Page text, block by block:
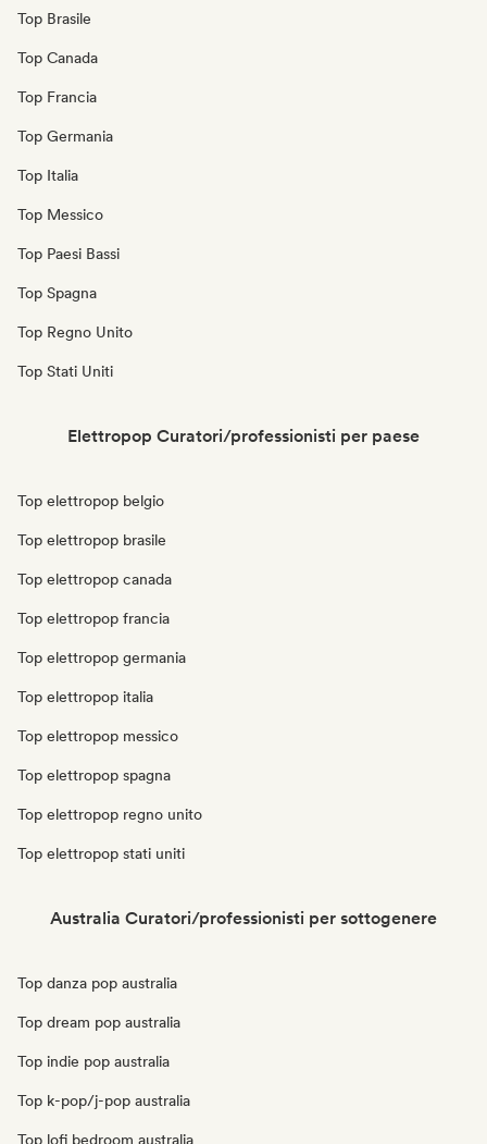
Top Brasile
Top Canada
Top Francia
Top Germania
Top Italia
Top Messico
Top Paesi Bassi
Top Spagna
Top Regno Unito
Top Stati Uniti
Elettropop Curatori/professionisti per paese
Top elettropop belgio
Top elettropop brasile
Top elettropop canada
Top elettropop francia
Top elettropop germania
Top elettropop italia
Top elettropop messico
Top elettropop spagna
Top elettropop regno unito
Top elettropop stati uniti
Australia Curatori/professionisti per sottogenere
Top danza pop australia
Top dream pop australia
Top indie pop australia
Top k-pop/j-pop australia
Top lofi bedroom australia